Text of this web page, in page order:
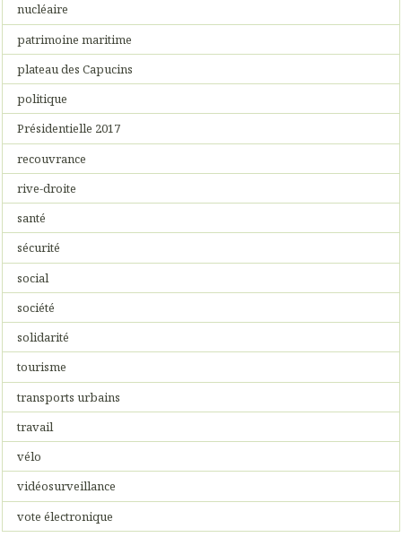
nucléaire
patrimoine maritime
plateau des Capucins
politique
Présidentielle 2017
recouvrance
rive-droite
santé
sécurité
social
société
solidarité
tourisme
transports urbains
travail
vélo
vidéosurveillance
vote électronique